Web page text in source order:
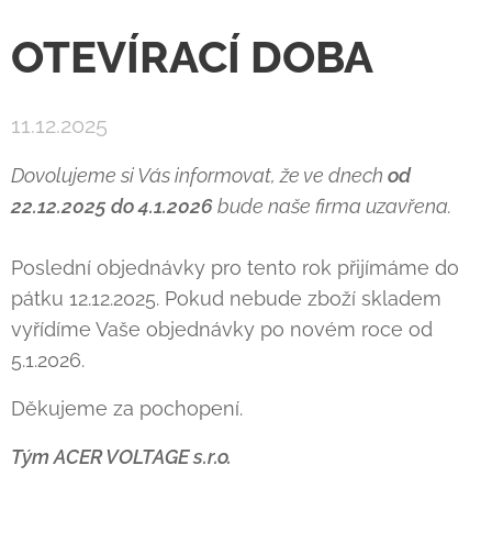
OTEVÍRACÍ DOBA
11.12.2025
Dovolujeme si Vás informovat, že ve dnech od
22.12.2025 do 4.1.2026bude naše firma uzavřena.
Poslední objednávky pro tento rok přijímáme do
pátku 12.12.2025. Pokud nebude zboží skladem
vyřídíme Vaše objednávky po novém roce od
5.1.2026.
Děkujeme za pochopení.
Tým ACER VOLTAGE s.r.o.